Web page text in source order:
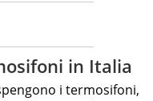
in Italia
i termosifoni,